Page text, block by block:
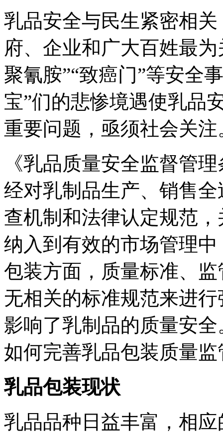
乳品安全与民生紧密相
府、企业和广大百姓最
聚氰胺”“致癌门”等安全
宝”们的悲惨境遇使乳品
重要问题，亟须社会关注
《乳品质量安全监督管
经对乳制品生产、销售
查机制和法律认定规范
纳入到有效的市场管理
包装方面，质量标准、
无相关的标准规范来进
影响了乳制品的质量安
如何完善乳品包装质量
乳品包装现状
乳品品种日益丰富，相